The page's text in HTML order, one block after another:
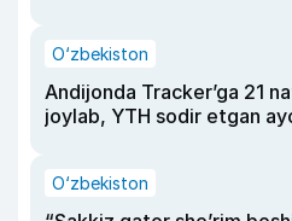
O‘zbekiston
Andijonda Tracker’ga 21
joylab, YTH sodir etgan
O‘zbekiston